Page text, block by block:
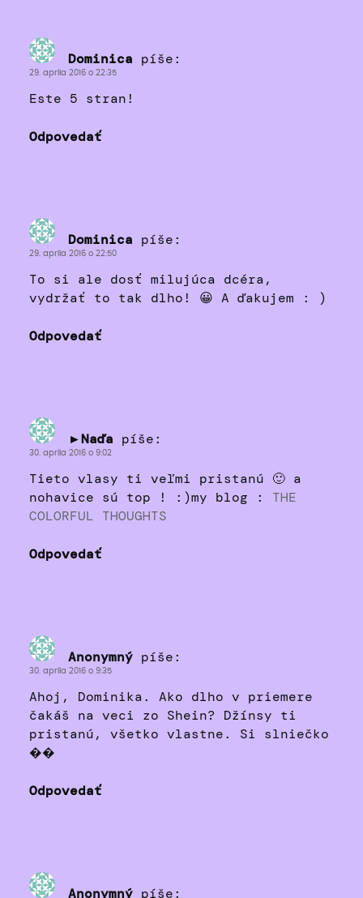
Dominica píše:
29. apríla 2016 o 22:35
Este 5 stran!
Odpovedať
Dominica píše:
29. apríla 2016 o 22:50
To si ale dosť milujúca dcéra,
vydržať to tak dlho! 😀 A ďakujem : )
Odpovedať
►Naďa píše:
30. apríla 2016 o 9:02
Tieto vlasy ti veľmi pristanú 🙂 a
nohavice sú top ! :)my blog : THE
COLORFUL THOUGHTS
Odpovedať
Anonymný píše:
30. apríla 2016 o 9:35
Ahoj, Dominika. Ako dlho v priemere
čakáš na veci zo Shein? Džínsy ti
pristanú, všetko vlastne. Si slniečko
��
Odpovedať
Anonymný píše: